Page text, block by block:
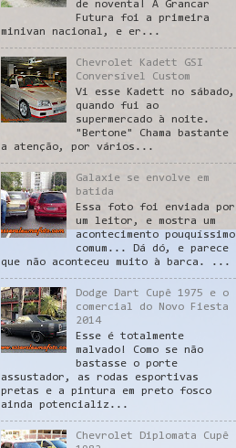
de noventa! A Grancar
Futura foi a primeira
minivan nacional, e er...
Chevrolet Kadett GSI
Conversível Custom
Vi esse Kadett no sábado,
quando fui ao
supermercado à noite.
"Bertone" Chama bastante
a atenção, por vários...
Galaxie se envolve em
batida
Essa foto foi enviada por
um leitor, e mostra um
acontecimento pouquíssimo
comum... Dá dó, e parece
que não aconteceu muito à barca. ...
Dodge Dart Cupê 1975 e o
comercial do Novo Fiesta
2014
Esse é totalmente
malvado! Como se não
bastasse o porte
assustador, as rodas esportivas
pretas e a pintura em preto fosco
ainda potencializ...
Chevrolet Diplomata Cupê